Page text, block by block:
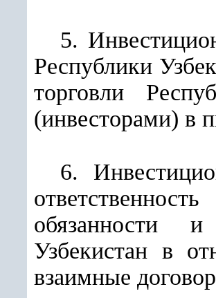
5.
Республики
торговли
(инвесторами) в
6.
обязанности и
Узбекистан в
взаимные